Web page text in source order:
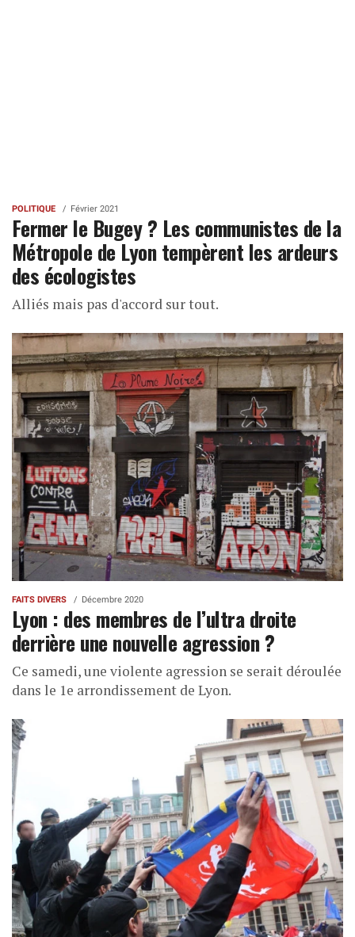
POLITIQUE Février 2021
Fermer le Bugey ? Les communistes de la
Métropole de Lyon tempèrent les ardeurs
des écologistes
Alliés mais pas d'accord sur tout.
FAITS DIVERS Décembre 2020
Lyon : des membres de l’ultra droite
derrière une nouvelle agression ?
Ce samedi, une violente agression se serait déroulée
dans le 1e arrondissement de Lyon.